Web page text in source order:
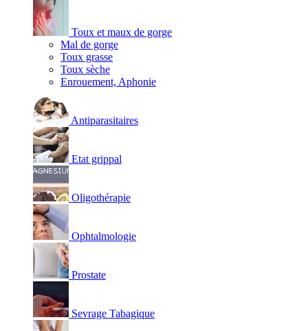
Toux et maux de gorge
Mal de gorge
Toux grasse
Toux sèche
Enrouement, Aphonie
Antiparasitaires
Etat grippal
Oligothérapie
Ophtalmologie
Prostate
Sevrage Tabagique